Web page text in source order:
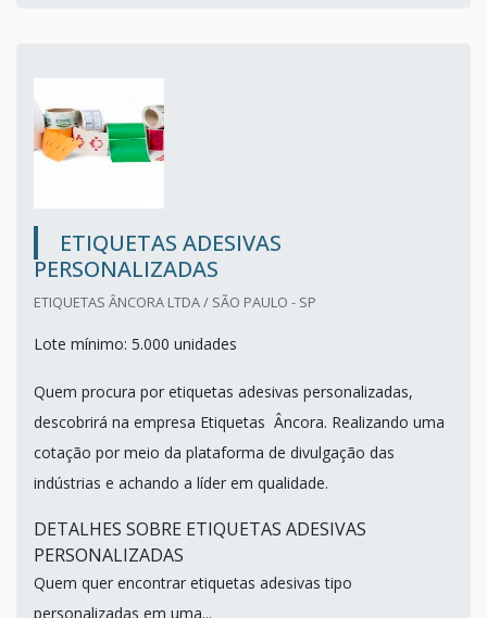
ETIQUETAS ADESIVAS
PERSONALIZADAS
ETIQUETAS ÂNCORA LTDA / SÃO PAULO - SP
Lote mínimo: 5.000 unidades
Quem procura por etiquetas adesivas personalizadas,
descobrirá na empresa Etiquetas Âncora. Realizando uma
cotação por meio da plataforma de divulgação das
indústrias e achando a líder em qualidade.
DETALHES SOBRE ETIQUETAS ADESIVAS
PERSONALIZADAS
Quem quer encontrar etiquetas adesivas tipo
personalizadas em uma...